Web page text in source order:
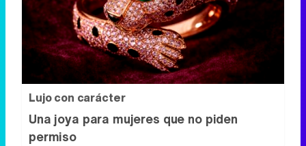
Lujo con carácter
Una joya para mujeres que no piden
permiso